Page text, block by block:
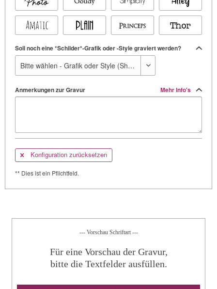
Soll noch eine *Schilder*-Grafik oder -Style graviert werden?
Anmerkungen zur Gravur Mehr Info's
Konfiguration zurücksetzen
** Dies ist ein Pflichtfeld.
--- Vorschau Schriftart ---
Für eine Vorschau der Gravur,
bitte die Textfelder ausfüllen.